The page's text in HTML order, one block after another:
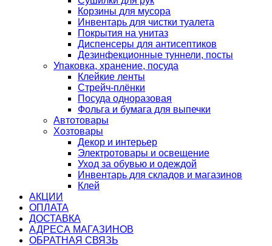
Корзины для мусора
Инвентарь для чистки туалета
Покрытия на унитаз
Диспенсеры для антисептиков
Дезинфекционные туннели, посты
Упаковка, хранение, посуда
Клейкие ленты
Стрейч-плёнки
Посуда одноразовая
Фольга и бумага для выпечки
Автотовары
Хозтовары
Декор и интерьер
Электротовары и освещение
Уход за обувью и одеждой
Инвентарь для складов и магазинов
Клей
АКЦИИ
ОПЛАТА
ДОСТАВКА
АДРЕСА МАГАЗИНОВ
ОБРАТНАЯ СВЯЗЬ